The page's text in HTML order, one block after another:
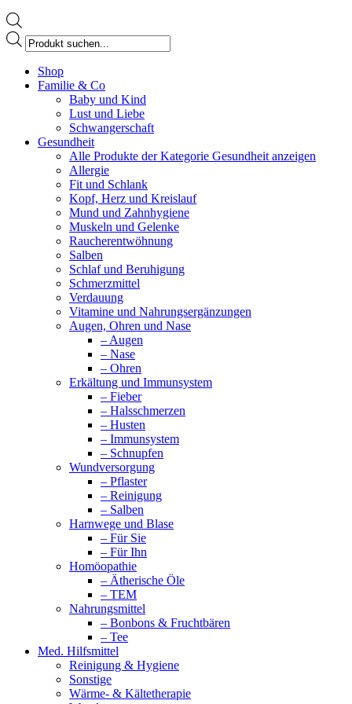
Products
search
page
opens
Shop
Familie & Co
Baby und Kind
Lust und Liebe
Schwangerschaft
Gesundheit
Alle Produkte der Kategorie Gesundheit anzeigen
Allergie
Fit und Schlank
Kopf, Herz und Kreislauf
Mund und Zahnhygiene
Muskeln und Gelenke
Raucherentwöhnung
Salben
Schlaf und Beruhigung
Schmerzmittel
Verdauung
Vitamine und Nahrungsergänzungen
Augen, Ohren und Nase
– Augen
– Nase
– Ohren
Erkältung und Immunsystem
– Fieber
– Halsschmerzen
– Husten
– Immunsystem
– Schnupfen
Wundversorgung
– Pflaster
– Reinigung
– Salben
Harnwege und Blase
– Für Sie
– Für Ihn
Homöopathie
– Ätherische Öle
– TEM
Nahrungsmittel
– Bonbons & Fruchtbären
– Tee
Med. Hilfsmittel
Reinigung & Hygiene
Sonstige
Wärme- & Kältetherapie